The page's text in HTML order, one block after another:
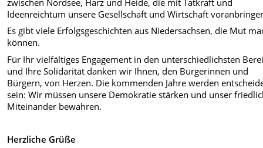
Ideenreichtum unsere Gesellschaft und Wirtschaft
Es gibt viele Erfolgsgeschichten aus Niedersachsen, die Mut
können.
Für Ihr vielfältiges Engagement in den unterschiedlichsten
und Ihre Solidarität danken wir Ihnen, den Bürgerinnen und
Bürgern, von Herzen. Die kommenden Jahre werden
sein: Wir müssen unsere Demokratie stärken und unser
Miteinander bewahren.
Herzliche Grüße